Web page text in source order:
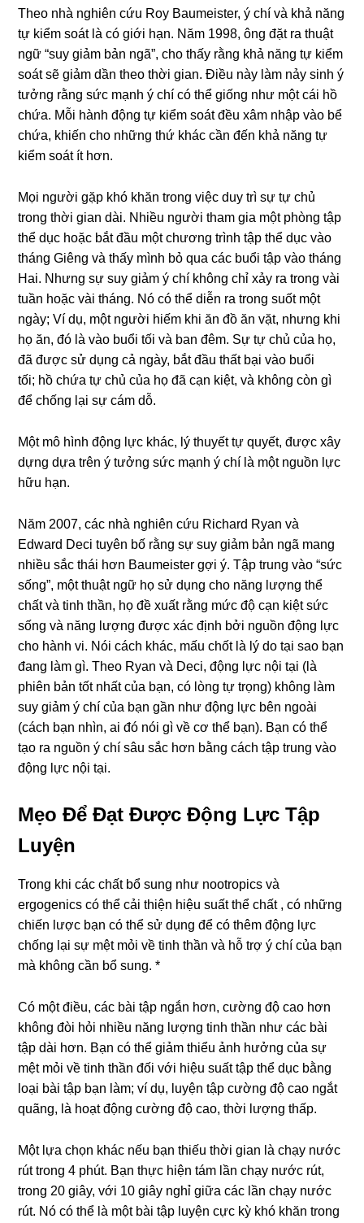
Theo nhà nghiên cứu Roy Baumeister, ý chí và khả năng
tự kiểm soát là có giới hạn. Năm 1998, ông đặt ra thuật
ngữ “suy giảm bản ngã”, cho thấy rằng khả năng tự kiểm
soát sẽ giảm dần theo thời gian. Điều này làm nảy sinh ý
tưởng rằng sức mạnh ý chí có thể giống như một cái hồ
chứa. Mỗi hành động tự kiểm soát đều xâm nhập vào bể
chứa, khiến cho những thứ khác cần đến khả năng tự
kiểm soát ít hơn.
Mọi người gặp khó khăn trong việc duy trì sự tự chủ
trong thời gian dài. Nhiều người tham gia một phòng tập
thể dục hoặc bắt đầu một chương trình tập thể dục vào
tháng Giêng và thấy mình bỏ qua các buổi tập vào tháng
Hai. Nhưng sự suy giảm ý chí không chỉ xảy ra trong vài
tuần hoặc vài tháng. Nó có thể diễn ra trong suốt một
ngày; Ví dụ, một người hiếm khi ăn đồ ăn vặt, nhưng khi
họ ăn, đó là vào buổi tối và ban đêm. Sự tự chủ của họ,
đã được sử dụng cả ngày, bắt đầu thất bại vào buổi
tối; hồ chứa tự chủ của họ đã cạn kiệt, và không còn gì
để chống lại sự cám dỗ.
Một mô hình động lực khác, lý thuyết tự quyết, được xây
dựng dựa trên ý tưởng sức mạnh ý chí là một nguồn lực
hữu hạn.
Năm 2007, các nhà nghiên cứu Richard Ryan và
Edward Deci tuyên bố rằng sự suy giảm bản ngã mang
nhiều sắc thái hơn Baumeister gợi ý. Tập trung vào “sức
sống”, một thuật ngữ họ sử dụng cho năng lượng thể
chất và tinh thần, họ đề xuất rằng mức độ cạn kiệt sức
sống và năng lượng được xác định bởi nguồn động lực
cho hành vi. Nói cách khác, mấu chốt là lý do tại sao bạn
đang làm gì. Theo Ryan và Deci, động lực nội tại (là
phiên bản tốt nhất của bạn, có lòng tự trọng) không làm
suy giảm ý chí của bạn gần như động lực bên ngoài
(cách bạn nhìn, ai đó nói gì về cơ thể bạn). Bạn có thể
tạo ra nguồn ý chí sâu sắc hơn bằng cách tập trung vào
động lực nội tại.
Mẹo Để Đạt Được Động Lực Tập
Luyện
Trong khi các chất bổ sung như nootropics và
ergogenics có thể cải thiện hiệu suất thể chất , có những
chiến lược bạn có thể sử dụng để có thêm động lực
chống lại sự mệt mỏi về tinh thần và hỗ trợ ý chí của bạn
mà không cần bổ sung. *
Có một điều, các bài tập ngắn hơn, cường độ cao hơn
không đòi hỏi nhiều năng lượng tinh thần như các bài
tập dài hơn. Bạn có thể giảm thiểu ảnh hưởng của sự
mệt mỏi về tinh thần đối với hiệu suất tập thể dục bằng
loại bài tập bạn làm; ví dụ, luyện tập cường độ cao ngắt
quãng, là hoạt động cường độ cao, thời lượng thấp.
Một lựa chọn khác nếu bạn thiếu thời gian là chạy nước
rút trong 4 phút. Bạn thực hiện tám lần chạy nước rút,
trong 20 giây, với 10 giây nghỉ giữa các lần chạy nước
rút. Nó có thể là một bài tập luyện cực kỳ khó khăn trong